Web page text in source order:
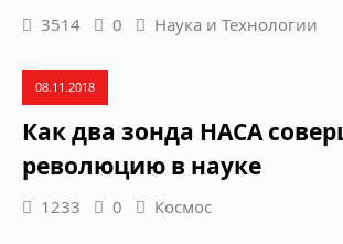
3514 0 Наука и Технологии
08.11.2018
Как два зонда НАСА
революцию в науке
1233 0 Космос